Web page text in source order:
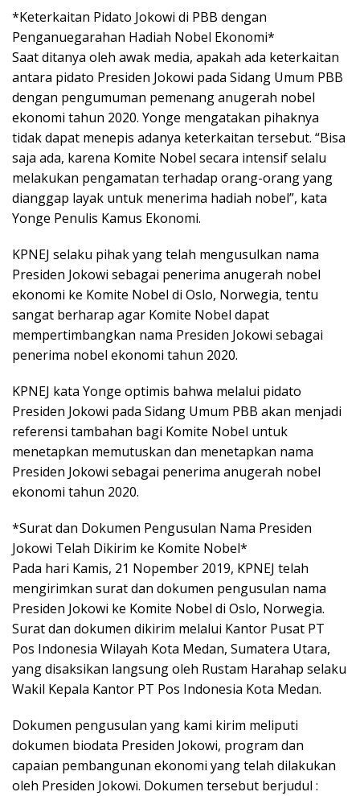
*Keterkaitan Pidato Jokowi di PBB dengan
Penganuegarahan Hadiah Nobel Ekonomi*
Saat ditanya oleh awak media, apakah ada keterkaitan
antara pidato Presiden Jokowi pada Sidang Umum PBB
dengan pengumuman pemenang anugerah nobel
ekonomi tahun 2020. Yonge mengatakan pihaknya
tidak dapat menepis adanya keterkaitan tersebut. “Bisa
saja ada, karena Komite Nobel secara intensif selalu
melakukan pengamatan terhadap orang-orang yang
dianggap layak untuk menerima hadiah nobel”, kata
Yonge Penulis Kamus Ekonomi.
KPNEJ selaku pihak yang telah mengusulkan nama
Presiden Jokowi sebagai penerima anugerah nobel
ekonomi ke Komite Nobel di Oslo, Norwegia, tentu
sangat berharap agar Komite Nobel dapat
mempertimbangkan nama Presiden Jokowi sebagai
penerima nobel ekonomi tahun 2020.
KPNEJ kata Yonge optimis bahwa melalui pidato
Presiden Jokowi pada Sidang Umum PBB akan menjadi
referensi tambahan bagi Komite Nobel untuk
menetapkan memutuskan dan menetapkan nama
Presiden Jokowi sebagai penerima anugerah nobel
ekonomi tahun 2020.
*Surat dan Dokumen Pengusulan Nama Presiden
Jokowi Telah Dikirim ke Komite Nobel*
Pada hari Kamis, 21 Nopember 2019, KPNEJ telah
mengirimkan surat dan dokumen pengusulan nama
Presiden Jokowi ke Komite Nobel di Oslo, Norwegia.
Surat dan dokumen dikirim melalui Kantor Pusat PT
Pos Indonesia Wilayah Kota Medan, Sumatera Utara,
yang disaksikan langsung oleh Rustam Harahap selaku
Wakil Kepala Kantor PT Pos Indonesia Kota Medan.
Dokumen pengusulan yang kami kirim meliputi
dokumen biodata Presiden Jokowi, program dan
capaian pembangunan ekonomi yang telah dilakukan
oleh Presiden Jokowi. Dokumen tersebut berjudul :